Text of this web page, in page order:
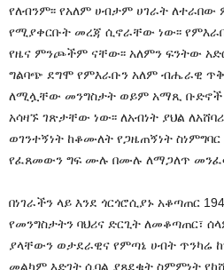
የለብንም፡፡ የአለም ሀብታም ሀገራት
የሚያቀርቡት መረጃ ሲኖራቸው ነው፡፡
የዜና ምንጮችም ናቸው፡፡ አለምን ፍንትው
ግልባጭ ደግሞ የምእራቡን አለም ብሔራዊ
ለሚሏቸው መንግስታት ወይም አማጺ ቡድኖች
አሳዛኙ ገጽታቸው ነው፡፡ ለአብነት ያህል
ወገንተኝነት ከቆሙለት የጋዜጠኝነት ስነምግባር
የፈጸመውን ግፍ ሙሉ በሙሉ ለማጋለጥ
በነገራችን ላይ እንደ ጎርጎሮሲያኑ አቆጣጠር
የመንግስታትን ባህሪና ድርጊት ለመቆጣጠር፣
ያላቸውን ወታደራዊና የምጣኔ ሀብት ጥንካሬ
መልካም እድገት ሲባል ያጸደቁት ስምምነት